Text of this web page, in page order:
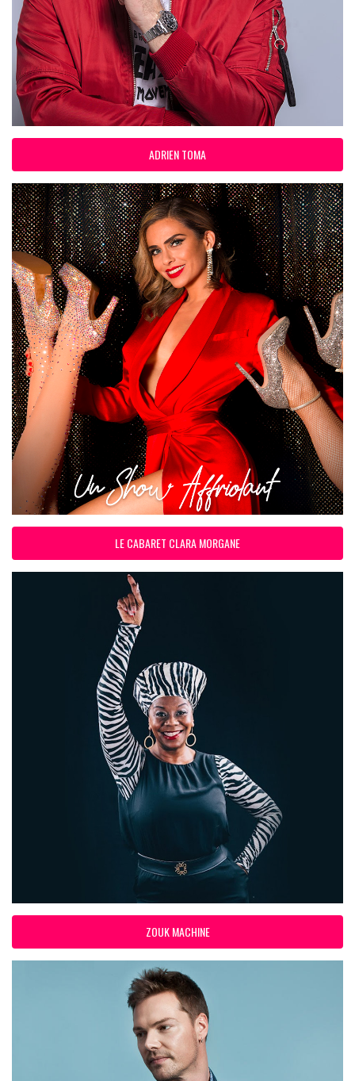
ADRIEN TOMA
LE CABARET CLARA MORGANE
ZOUK MACHINE